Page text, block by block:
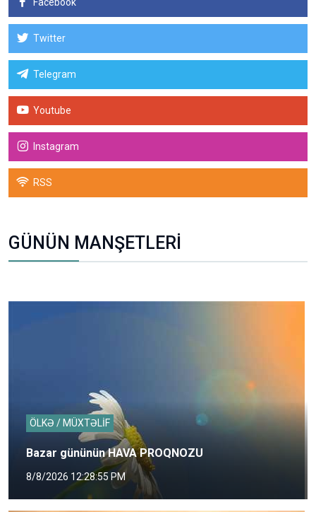
Facebook
Twitter
Telegram
Youtube
Instagram
RSS
GÜNÜN MANŞETLERİ
ÖLKƏ / MÜXTƏLİF
Bazar gününün HAVA PROQNOZU
8/8/2026 12:28:55 PM